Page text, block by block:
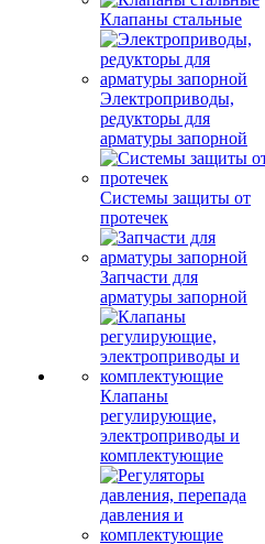
Клапаны стальные
Электроприводы,
редукторы для
арматуры запорной
Системы защиты от
протечек
Запчасти для
арматуры запорной
Клапаны
регулирующие,
электроприводы и
комплектующие